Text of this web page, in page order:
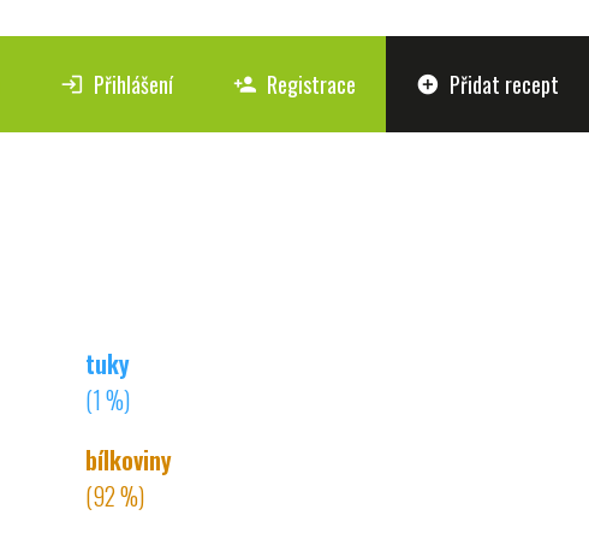
login Přihlášení person_add Registrace add_circle Přidat recept
tuky
(1 %)
bílkoviny
(92 %)